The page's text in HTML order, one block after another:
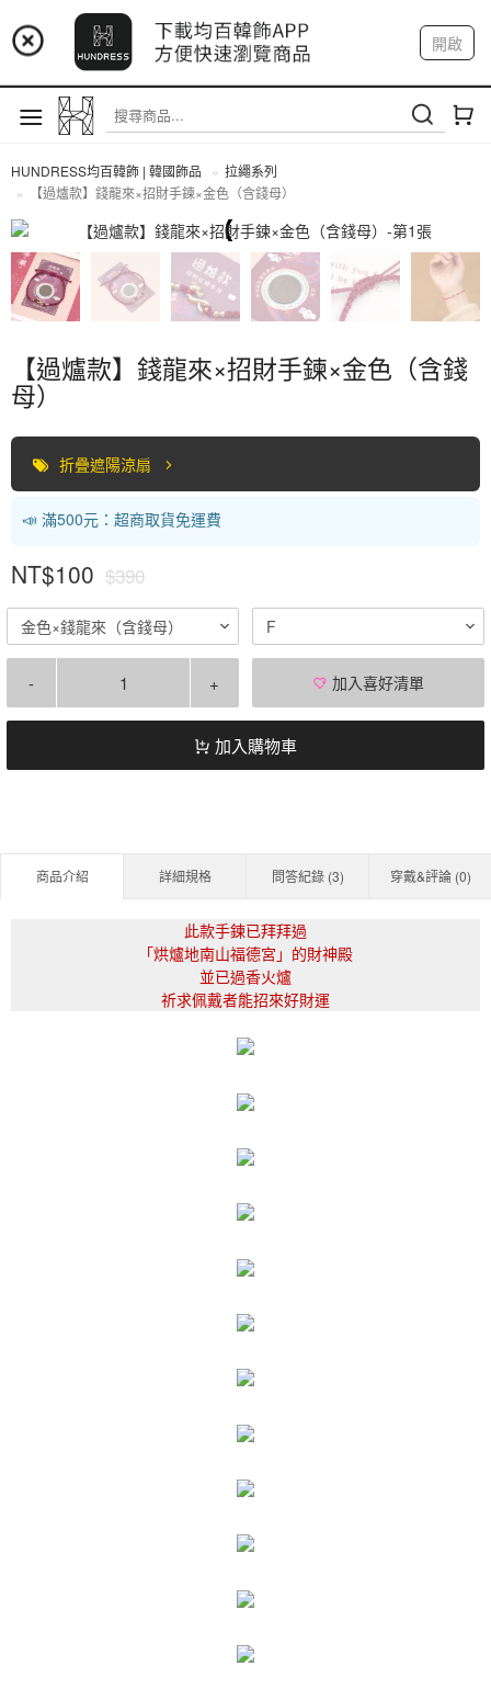
📢 市集預告：9/4-9/6 淡水捷運站
📢 市集預告：9/12-9/13 八里海巡基地
📢 市集預告：8/22-8/23 桃園青埔置地廣場
開啟
註冊 我的帳戶
HUNDRESS均百韓飾 | 韓國飾品
拉繩系列
【過爐款】錢龍來×招財手鍊×金色（含錢母）
拉繩系列
【過爐款】錢龍來×招財手鍊×金色（含錢
母）
折疊遮陽涼扇
📣 滿500元：超商取貨免運費
NT$100 $390
金色×錢龍來（含錢母） F
- + 加入喜好清單
加入購物車
商品介紹 詳細規格 問答紀錄 (3) 穿戴&評論 (0)
此款手鍊已拜拜過
「烘爐地南山福德宮」的財神殿
並已過香火爐
祈求佩戴者能招來好財運